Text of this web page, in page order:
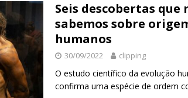
Seis descobertas que
sabemos sobre
humanos
30/09/2022 clipping
O estudo científico da evolução
confirma uma espécie de ordem